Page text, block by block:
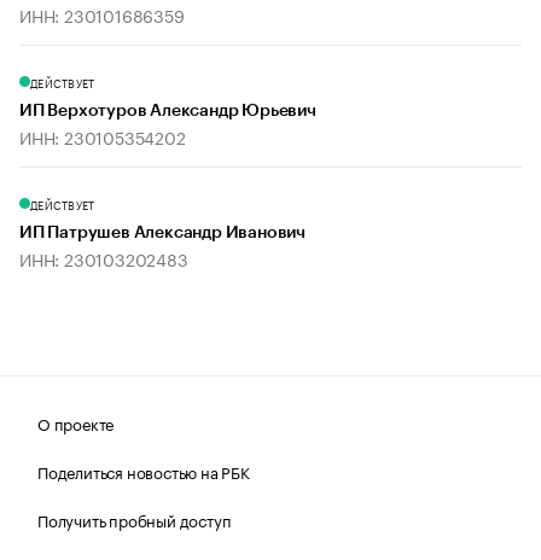
ИНН: 230101686359
ДЕЙСТВУЕТ
ИП Верхотуров Александр Юрьевич
ИНН: 230105354202
ДЕЙСТВУЕТ
ИП Патрушев Александр Иванович
ИНН: 230103202483
О проекте
Поделиться новостью на РБК
Получить пробный доступ